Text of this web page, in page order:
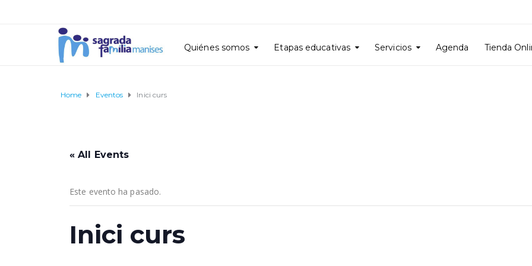
Quiénes somos Etapas educativas Servicios Agenda Tienda
Home Eventos Inici curs
« All Events
Este evento ha pasado.
Inici curs